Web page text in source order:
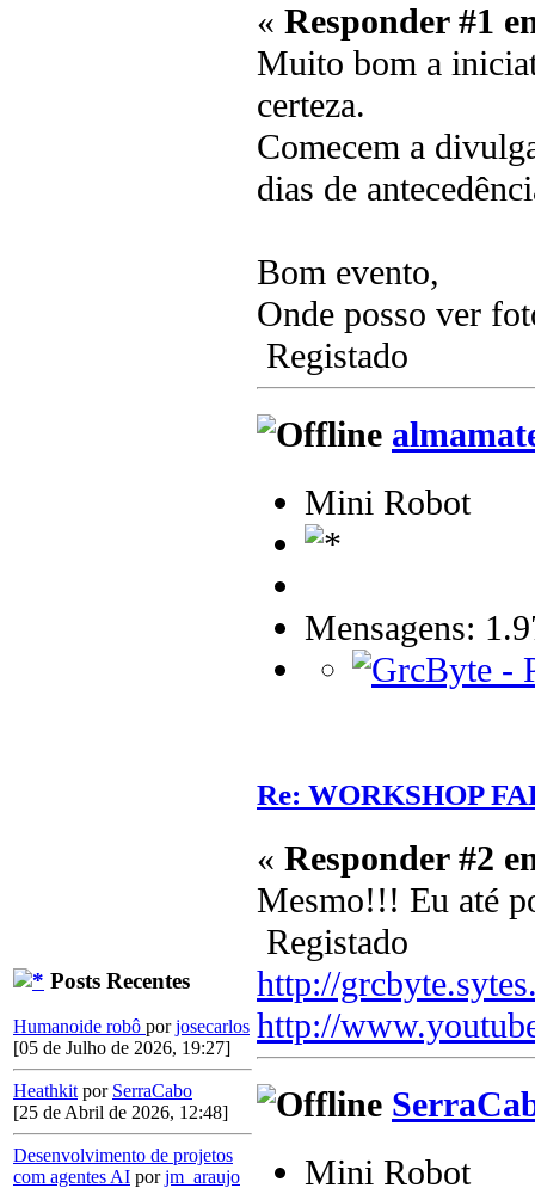
Posts Recentes
Humanoide robô porjosecarlos
[05 de Julho de 2026, 19:27]
Heathkit por SerraCabo
[25 de Abril de 2026, 12:48]
Desenvolvimento de projetos
com agentes AI porjm_araujo
« Responder #1
Muito bom a
certeza.
Comecem a
dias de
Bom evento,
Onde posso ver
Registado
Mini Robot
Mensagens:
Re: WORKSHOP
« Responder #2
Mesmo!!! Eu até
Registado
http://
http://
Mini Robot